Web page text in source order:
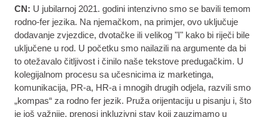
CN: U jubilarnoj 2021. godini intenzivno smo se bavili temom
rodno-fer jezika. Na njemačkom, na primjer, ovo uključuje
dodavanje zvjezdice, dvotačke ili velikog "I" kako bi riječi bile
uključene u rod. U početku smo nailazili na argumente da bi
to otežavalo čitljivost i činilo naše tekstove predugačkim. U
kolegijalnom procesu sa učesnicima iz marketinga,
komunikacija, PR-a, HR-a i mnogih drugih odjela, razvili smo
„kompas“ za rodno fer jezik. Pruža orijentaciju u pisanju i, što
je još važnije, prenosi inkluzivni stav koji zauzimamo u